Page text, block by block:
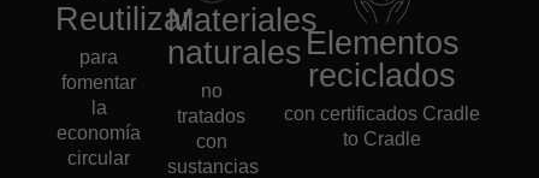
Reutilizar
para
fomentar
la
economía
circular
Materiales
naturales
no
tratados
con
sustancias
Elementos
reciclados
con certificados Cradle
to Cradle